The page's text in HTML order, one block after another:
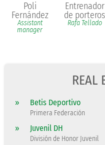
Poli
Fernández
Assistant
manager
Entrenador
de porteros
Rafa Tellado
REAL
» Betis Deportivo
Primera Federación
» Juvenil DH
División de Honor Juvenil